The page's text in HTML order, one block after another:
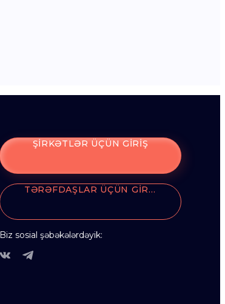
ŞIRKƏTLƏR ÜÇÜN GIRIŞ
TƏRƏFDAŞLAR ÜÇÜN GIRIŞ
Biz sosial şəbəkələrdəyik: